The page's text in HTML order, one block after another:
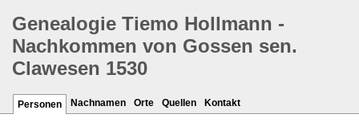
Genealogie Tiemo Hollmann -
Nachkommen von Gossen sen.
Clawesen 1530
Personen Nachnamen Orte Quellen Kontakt